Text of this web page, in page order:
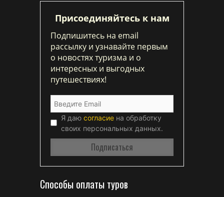
Присоединяйтесь к нам
Подпишитесь на email
рассылку и узнавайте первым
о новостях туризма и о
интересных и выгодных
путешествиях!
Я даю согласие на обработку
своих персональных данных.
Способы оплаты туров